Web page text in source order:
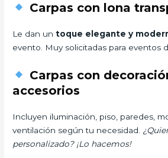
Carpas con lona
Le dan untoque elegante y
evento. Muy solicitadas para eventos
Carpas con
accesorios
Incluyen iluminación, piso, paredes,
ventilación según tu necesidad.
personalizado? ¡Lo hacemos!